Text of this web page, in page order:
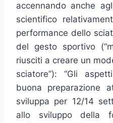
accennando anche
scientifico
performance dello
del gesto sportivo
riusciti a creare un
sciatore”): “Gli
buona preparazione
sviluppa per 12/14
allo sviluppo della